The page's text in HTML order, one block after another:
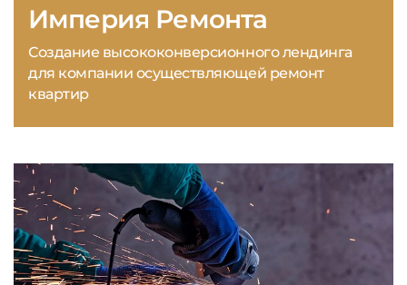
Империя Ремонта
Создание высококонверсионного лендинга
для компании осуществляющей ремонт
квартир